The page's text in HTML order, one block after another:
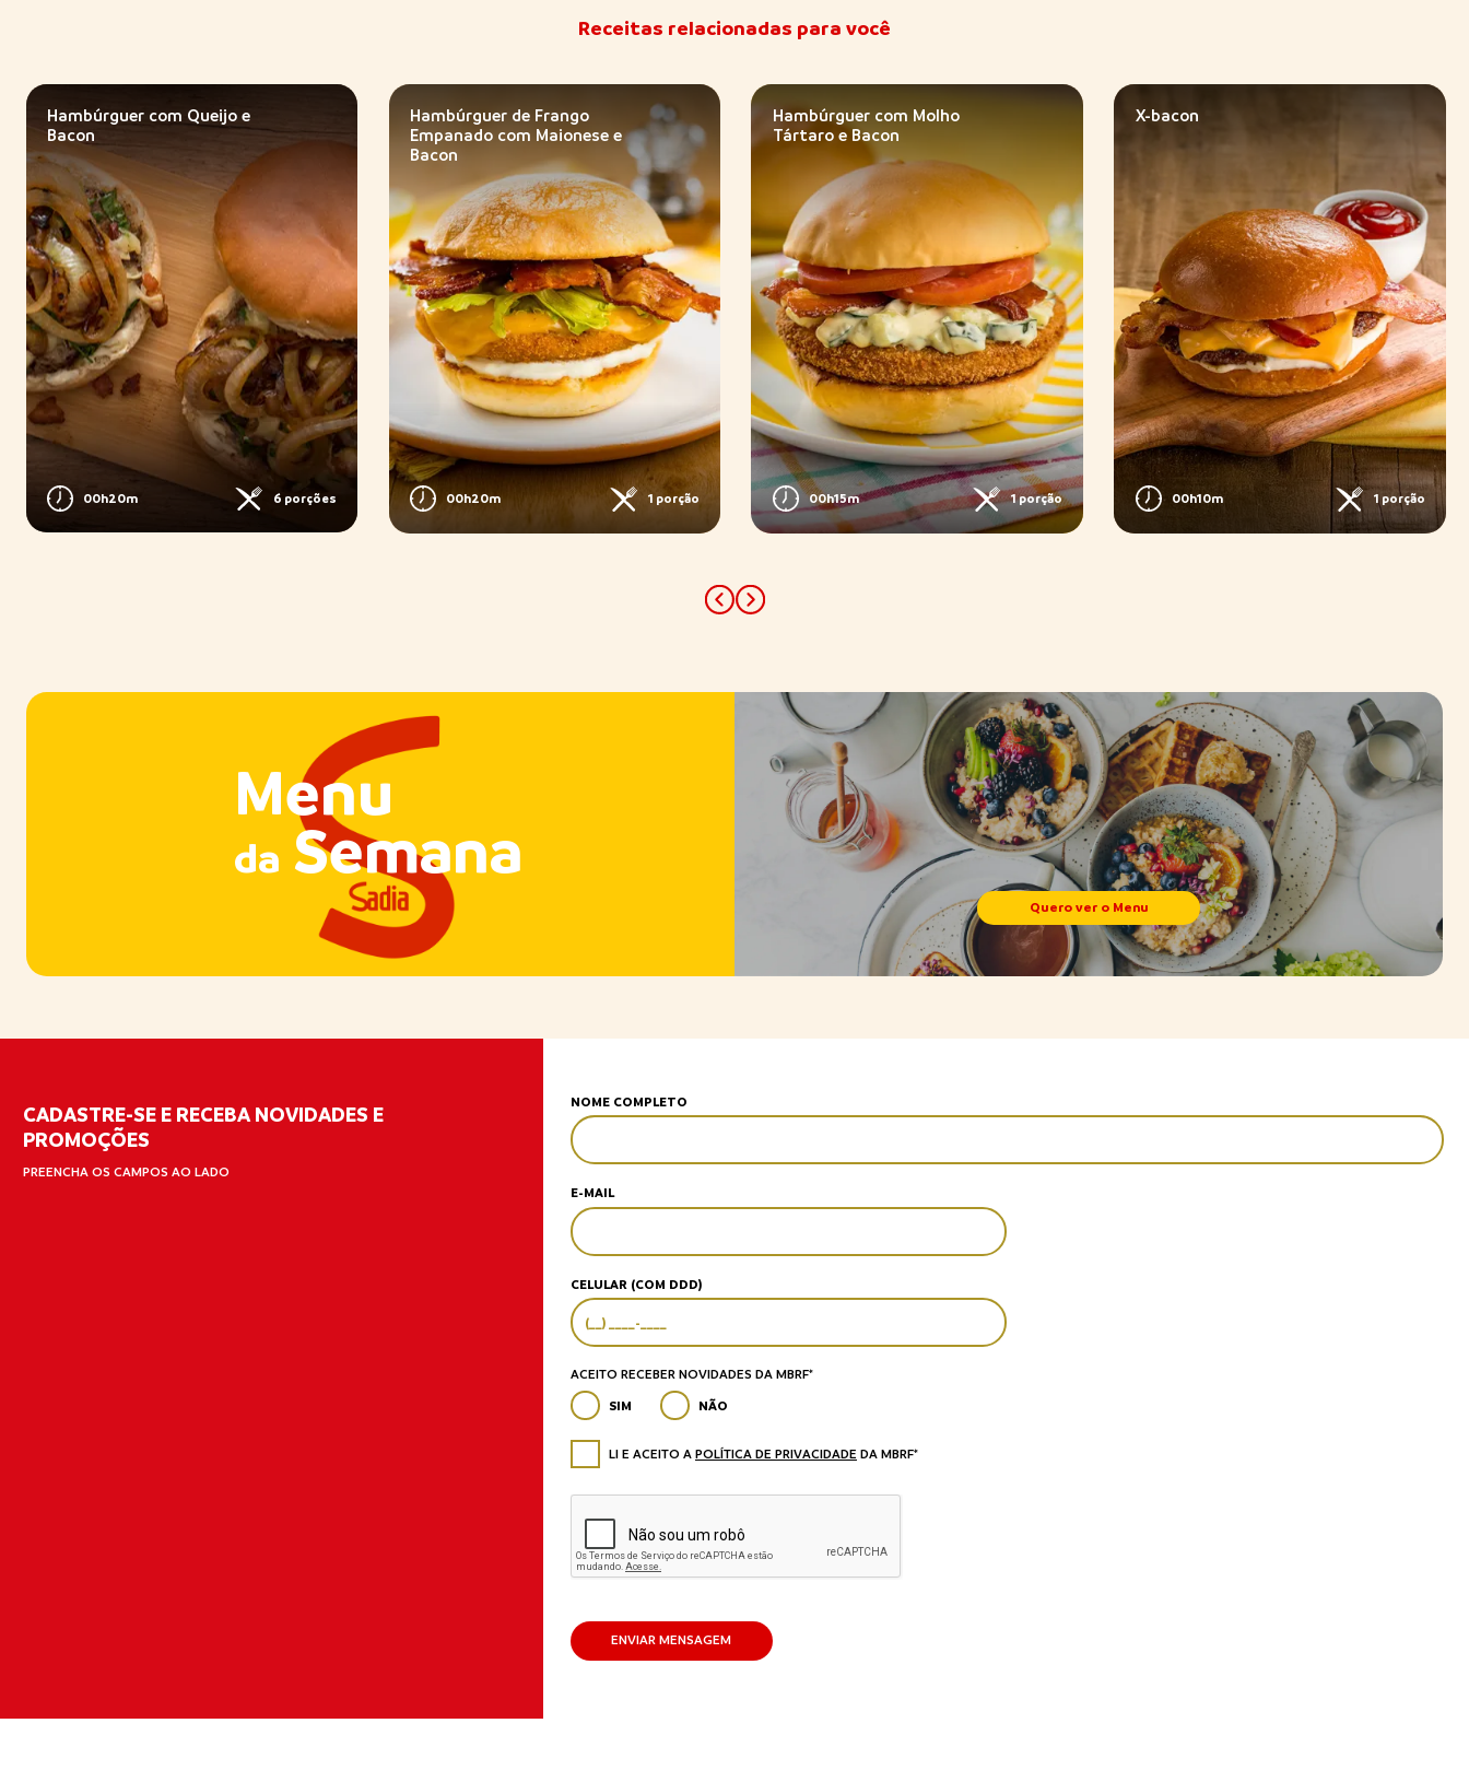
Receitas relacionadas para você
00h20m 6 porções
Hambúrguer com Queijo e
Bacon
00h20m 1 porção
Hambúrguer de Frango
Empanado com Maionese e
Bacon
00h15m 1 porção
Hambúrguer com Molho
Tártaro e Bacon
00h10m 1 porção
X-bacon
Previous
Next
Menu
da Semana
Quero ver o Menu
CADASTRE-SE E RECEBA NOVIDADES E
PROMOÇÕES
PREENCHA OS CAMPOS AO LADO
NOME COMPLETO
E-MAIL
CELULAR (COM DDD)
ACEITO RECEBER NOVIDADES DA MBRF*
SIM NÃO
LI E ACEITO A POLÍTICA DE PRIVACIDADE DA MBRF*
ENVIAR MENSAGEM